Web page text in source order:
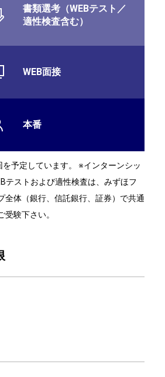
書類選考（WEBテスト／
適性検査含む）
WEB面接
本番
予定しています。 ※インターンシッ
テストおよび適性検査は、みずほフ
全体（銀行、信託銀行、証券）で共通
受験下さい。